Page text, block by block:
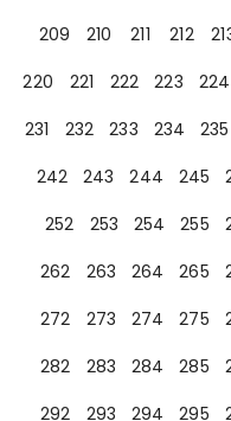
209
210 211 212
220
221 222 223 224
231
232 233 234 235
242
243 244 245
252
253 254 255
262
263 264 265
272
273 274 275
282
283 284 285
292
293 294 295